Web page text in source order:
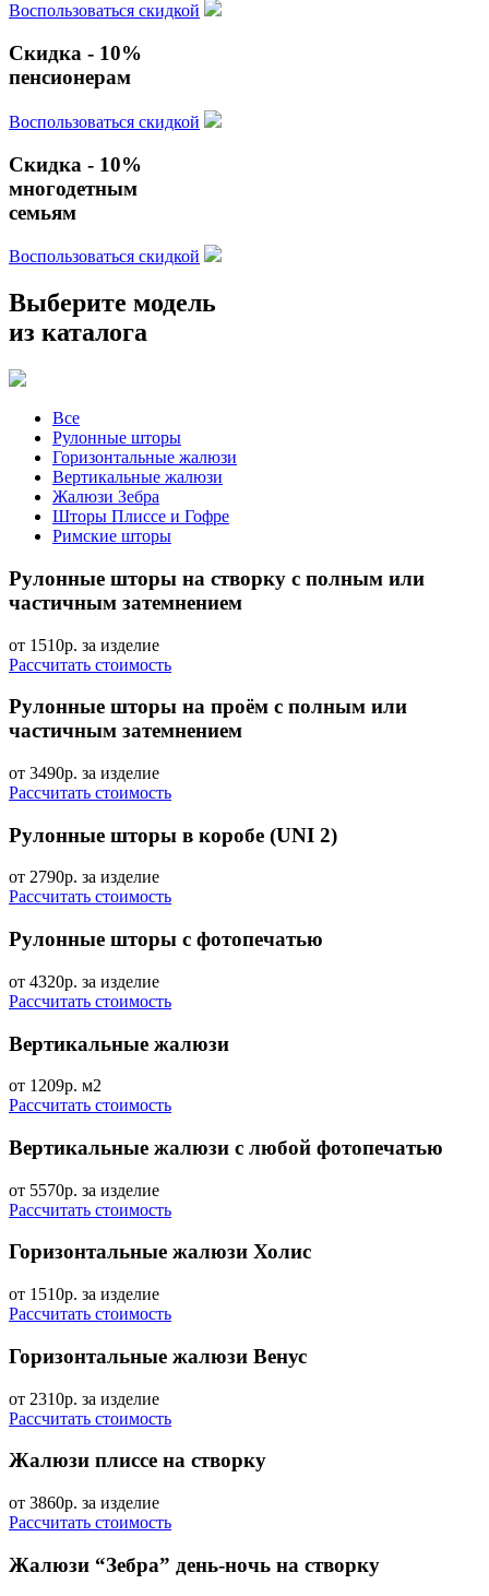
Воспользоваться скидкой
Скидка - 10%
пенсионерам
Воспользоваться скидкой
Скидка - 10%
многодетным
семьям
Воспользоваться скидкой
Выберите модель
из каталога
Все
Рулонные шторы
Горизонтальные жалюзи
Вертикальные жалюзи
Жалюзи Зебра
Шторы Плиссе и Гофре
Римские шторы
Рулонные шторы на створку с полным или
частичным затемнением
от 1510р. за изделие
Рассчитать стоимость
Рулонные шторы на проём с полным или
частичным затемнением
от 3490р. за изделие
Рассчитать стоимость
Рулонные шторы в коробе (UNI 2)
от 2790р. за изделие
Рассчитать стоимость
Рулонные шторы с фотопечатью
от 4320р. за изделие
Рассчитать стоимость
Вертикальные жалюзи
от 1209р. м2
Рассчитать стоимость
Вертикальные жалюзи с любой фотопечатью
от 5570р. за изделие
Рассчитать стоимость
Горизонтальные жалюзи Холис
от 1510р. за изделие
Рассчитать стоимость
Горизонтальные жалюзи Венус
от 2310р. за изделие
Рассчитать стоимость
Жалюзи плиссе на створку
от 3860р. за изделие
Рассчитать стоимость
Жалюзи “Зебра” день-ночь на створку